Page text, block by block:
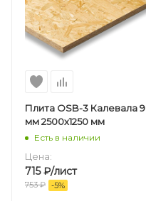
Плита OSB-3 Калевала 9
мм 2500х1250 мм
Есть в наличии
Цена:
715₽/лист
753₽ -5%